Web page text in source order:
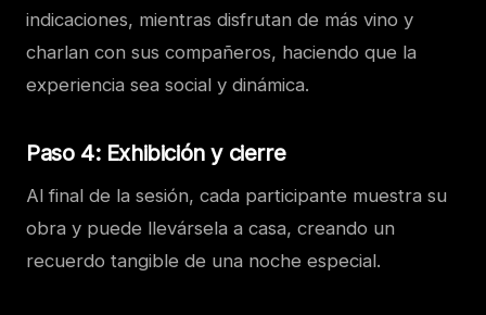
indicaciones, mientras disfrutan de más vino y
charlan con sus compañeros, haciendo que la
experiencia sea social y dinámica.
Paso 4: Exhibición y cierre
Al final de la sesión, cada participante muestra su
obra y puede llevársela a casa, creando un
recuerdo tangible de una noche especial.